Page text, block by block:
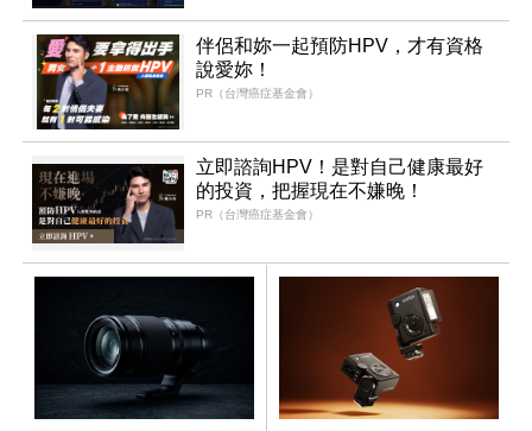
伴侶和妳一起預防HPV，才有資格
說愛妳！
PR（台灣癌症基金會）
立即諮詢HPV！是對自己健康最好
的投資，把握現在不嫌晚！
PR（台灣癌症基金會）